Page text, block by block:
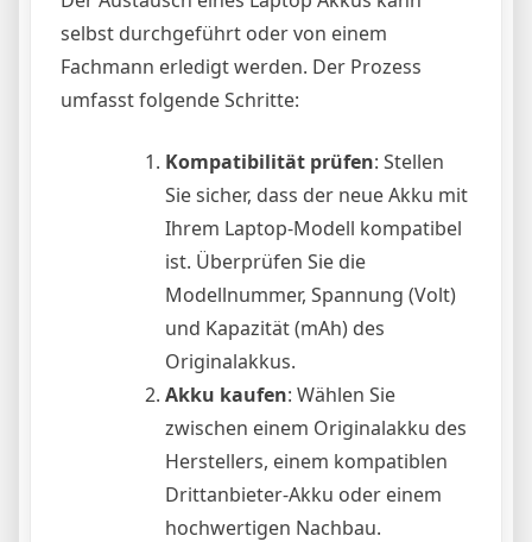
selbst durchgeführt oder von einem
Fachmann erledigt werden. Der Prozess
umfasst folgende Schritte:
Kompatibilität prüfen: Stellen
Sie sicher, dass der neue Akku mit
Ihrem Laptop-Modell kompatibel
ist. Überprüfen Sie die
Modellnummer, Spannung (Volt)
und Kapazität (mAh) des
Originalakkus.
Akku kaufen: Wählen Sie
zwischen einem Originalakku des
Herstellers, einem kompatiblen
Drittanbieter-Akku oder einem
hochwertigen Nachbau.